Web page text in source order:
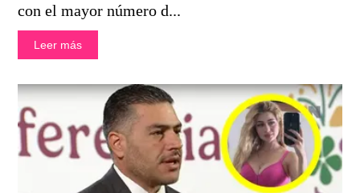
con el mayor número d...
Leer más